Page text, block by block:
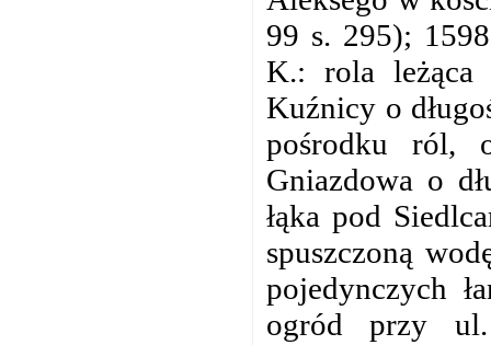
99 s. 295);
K.: rola leżąca
Kuźnicy o
pośrodku ról,
Gniazdowa o
łąka pod
spuszczoną
pojedynczych
ogród przy